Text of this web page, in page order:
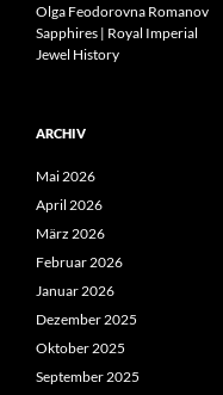
Olga Feodorovna Romanov
Sapphires | Royal Imperial
Jewel History
ARCHIV
Mai 2026
April 2026
März 2026
Februar 2026
Januar 2026
Dezember 2025
Oktober 2025
September 2025